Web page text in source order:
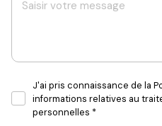
J'ai pris connaissance de la
informations relatives au
personnelles *